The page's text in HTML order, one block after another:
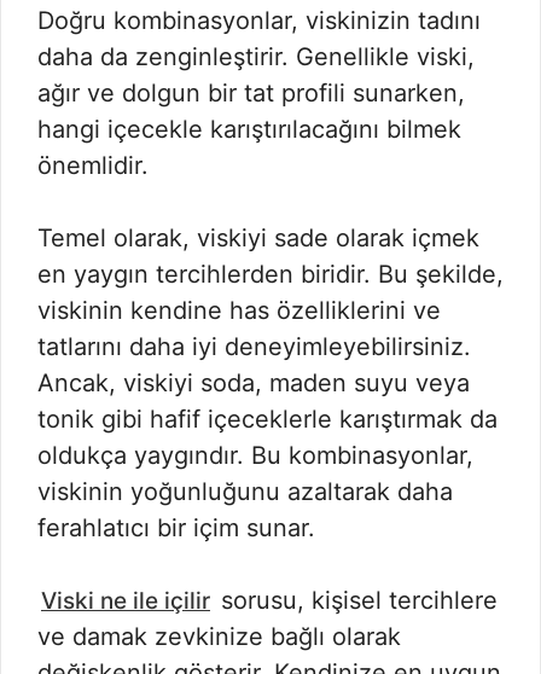
Doğru kombinasyonlar, viskinizin tadını
daha da zenginleştirir. Genellikle viski,
ağır ve dolgun bir tat profili sunarken,
hangi içecekle karıştırılacağını bilmek
önemlidir.
Temel olarak, viskiyi sade olarak içmek
en yaygın tercihlerden biridir. Bu şekilde,
viskinin kendine has özelliklerini ve
tatlarını daha iyi deneyimleyebilirsiniz.
Ancak, viskiyi soda, maden suyu veya
tonik gibi hafif içeceklerle karıştırmak da
oldukça yaygındır. Bu kombinasyonlar,
viskinin yoğunluğunu azaltarak daha
ferahlatıcı bir içim sunar.
Viski ne ile içilir sorusu, kişisel tercihlere
ve damak zevkinize bağlı olarak